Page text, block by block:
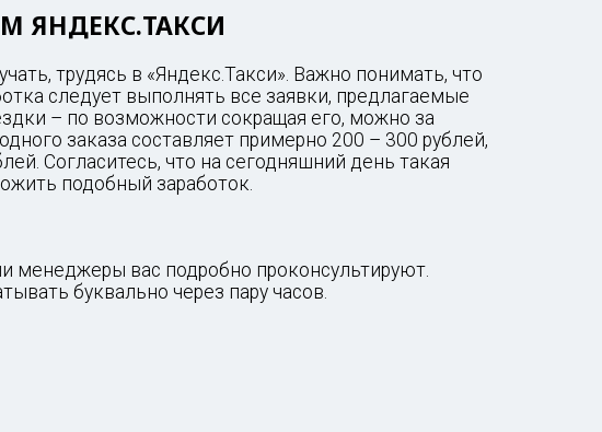
ЯНДЕКС.ТАКСИ
трудясь в «Яндекс.Такси». Важно понимать, что
следует выполнять все заявки, предлагаемые
– по возможности сокращая его, можно за
заказа составляет примерно 200 – 300 рублей,
Согласитесь, что на сегодняшний день такая
подобный заработок.
менеджеры вас подробно проконсультируют.
буквально через пару часов.